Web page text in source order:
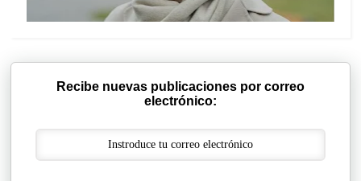
Recibe nuevas publicaciones por correo
electrónico: